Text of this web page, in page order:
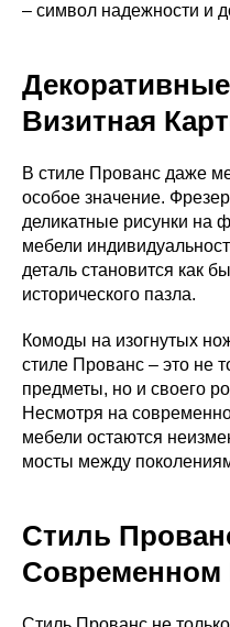
– символ надежности и
Визитная
В стиле Прованс даже
особое значение.
деликатные рисунки на
мебели
деталь становится как
исторического пазла.
Комоды на изогнутых
стиле Прованс – это не
предметы, но и своего
Несмотря на
мебели остаются
мосты между
Стиль
Современном